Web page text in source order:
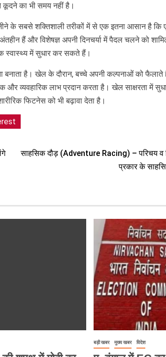
का भी समय नहीं है।
के सबसे शक्तिशाली तरीकों में से एक इतना आसान है कि
हैं और विशेषज्ञ अपनी दिनचर्या में पैदल चलने को
स्वास्थ्य में सुधार कर सकते हैं।
बनाता है। खेल के दौरान, बच्चे अपनी कल्पनाओं को फैलाते
और व्यवहारिक लाभ प्रदान करता है। खेल साक्षरता में
फिटनेस को भी बढ़ावा देता है।
साहसिक दौड़ (Adventure Racing) – परिचय व
प्रकार के
बड़ी खबर मुख्य खबर विदेश